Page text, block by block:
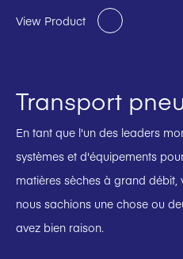
View Product
Transport
En tant que l'un des leaders
systèmes et d'équipements
matières sèches à grand
nous sachions une chose ou
avez bien raison.